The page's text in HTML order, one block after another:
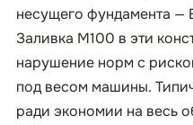
несущего фундамента
Заливка М100 в эти
нарушение норм с
под весом машины.
ради экономии на весь